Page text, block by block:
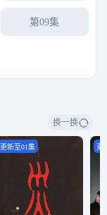
第09集
换一换
更新至01集 更